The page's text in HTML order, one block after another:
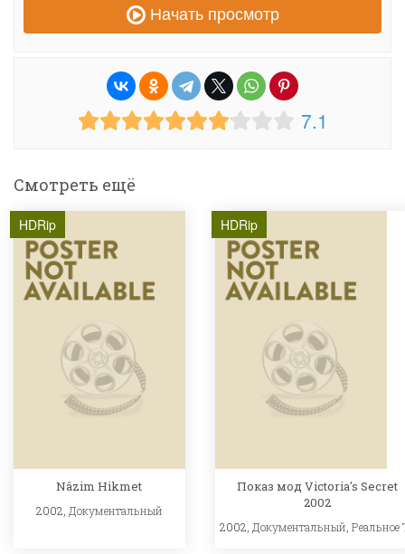
Начать просмотр
7.1
Смотреть ещё
HDRip
Nâzim Hikmet
2002, Документальный
HDRip
Показ мод Victoria's Secret
2002
2002, Документальный ,Реальное